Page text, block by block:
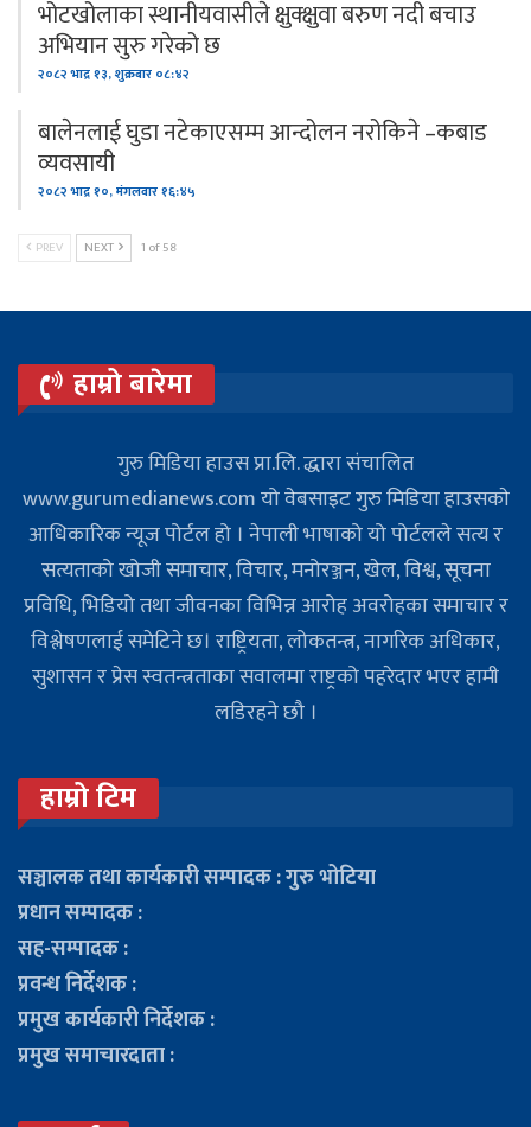
भोटखोलाका स्थानीयवासीले क्षुक्क्षुवा बरुण नदी बचाउ
अभियान सुरु गरेको छ
२०८२ भाद्र १३, शुक्रबार ०८:४२
बालेनलाई घुडा नटेकाएसम्म आन्दोलन नरोकिने –कबाड
व्यवसायी
२०८२ भाद्र १०, मंगलवार १६:४५
PREV NEXT 1 of 58
हाम्रो बारेमा
गुरु मिडिया हाउस प्रा.लि. द्धारा संचालित
www.gurumedianews.com यो वेबसाइट गुरु मिडिया हाउसकाे
आधिकारिक न्यूज पोर्टल हो । नेपाली भाषाको यो पोर्टलले सत्य र
सत्यताको खोजी समाचार, विचार, मनोरञ्जन, खेल, विश्व, सूचना
प्रविधि, भिडियो तथा जीवनका विभिन्न आरोह अवरोहका समाचार र
विश्लेषणलाई समेटिने छ। राष्ट्रियता, लोकतन्त्र, नागरिक अधिकार,
सुशासन र प्रेस स्वतन्त्रताका सवालमा राष्ट्रको पहरेदार भएर हामी
लडिरहने छौ ।
हाम्रो टिम
सञ्चालक तथा कार्यकारी सम्पादक : गुरु भोटिया
प्रधान सम्पादक :
सह-सम्पादक :
प्रवन्ध निर्देशक :
प्रमुख कार्यकारी निर्देशक :
प्रमुख समाचारदाता :